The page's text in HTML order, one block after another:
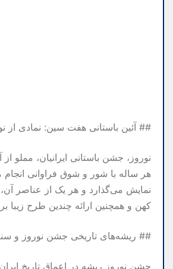
## آئین باستانی هفت سین: نمادی از
نوروز، جشن باستانی ایرانیان،
هر ساله با شور و شوق فراوانی انجام
نمایش می‌گذارد و هر یک از عناصر
کهن و همچنین ارائه چندین طرح زیبا
## ریشه‌های تاریخی جشن نوروز و
جشن نوروز ریشه در اعماق تاریخ